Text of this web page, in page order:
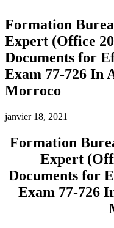
Formation
Expert (Office
Documents for
Exam 77-726 In
Morroco
janvier 18, 2021
Formation
Expert
Documents for
Exam 77-726